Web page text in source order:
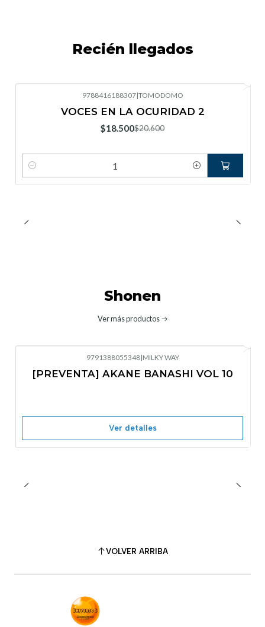
Recién llegados
9788416188307|TOMODOMO
VOCES EN LA OCURIDAD 2
$18.500$20.600
Cantidad
Shonen
Ver más productos
No disponible
9791388055348|MILKY WAY
[PREVENTA] AKANE BANASHI VOL 10
Ver detalles
VOLVER ARRIBA